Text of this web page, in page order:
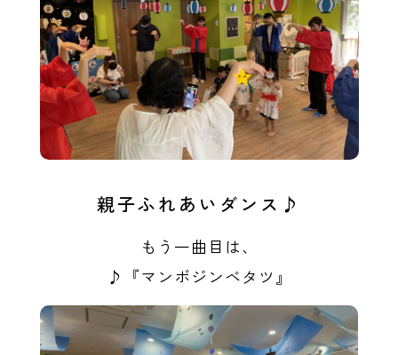
親子ふれあいダンス♪
もう一曲目は、
♪『マンボジンベタツ』